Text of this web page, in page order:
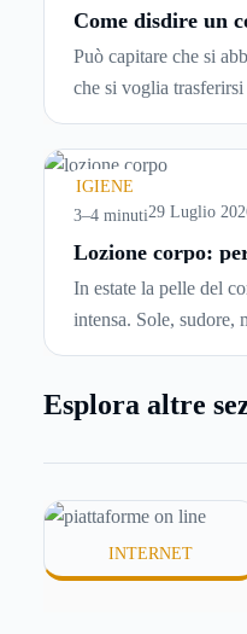
Come disdire un
Può capitare che si
che si voglia
abbiano problemi a
comincia a cercare
chiedersi se è possibile
locazioneprima che
capiremo come inviare
IGIENE
3–4 minuti29 Luglio
Lozione corpo:
In estate la pelle del
intensa. Sole, sudore,
frequenti e aria
meno confortevole.
o difficili da assorbire.
Esplora altre
INTERNET